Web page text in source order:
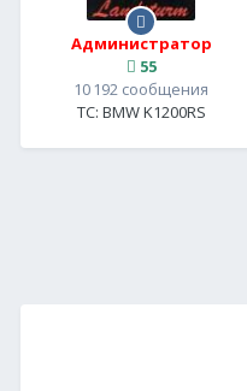
Администратор
55
10 192 сообщения
ТС: BMW K1200RS